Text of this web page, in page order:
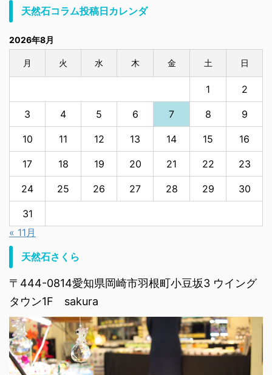
天然石コラム投稿日カレンダ
2026年8月
月 火 水 木 金 土 日
1 2
3 4 5 6 7 8 9
10 11 12 13 14 15 16
17 18 19 20 21 22 23
24 25 26 27 28 29 30
31
« 11月
天然石さくら
〒444-0814愛知県岡崎市羽根町小豆坂3 ウイング
タウン1F sakura